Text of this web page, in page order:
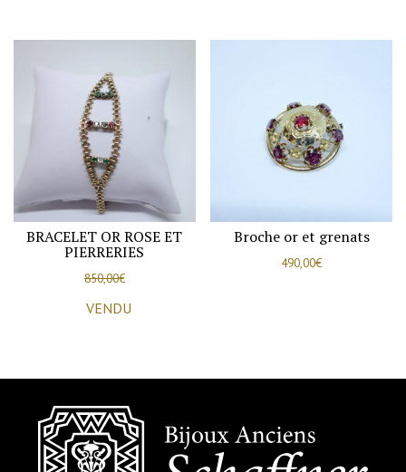
BRACELET OR ROSE ET
PIERRERIES
850,00€
VENDU
Broche or et grenats
490,00€